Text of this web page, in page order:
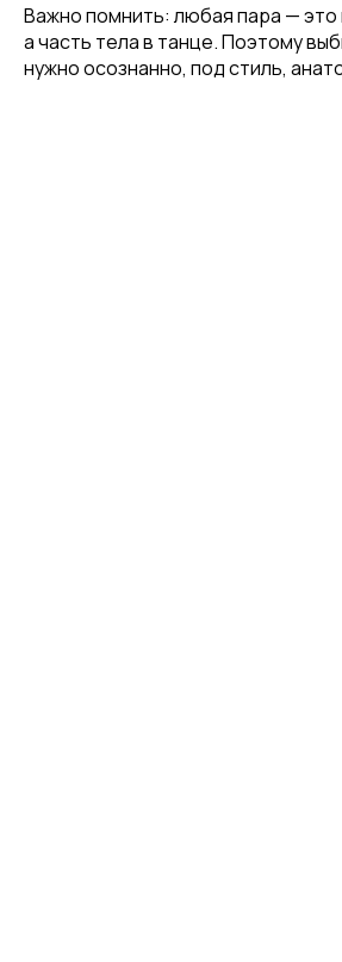
Важно помнить: любая пара — это
а часть тела в танце. Поэтому
нужно осознанно, под стиль,